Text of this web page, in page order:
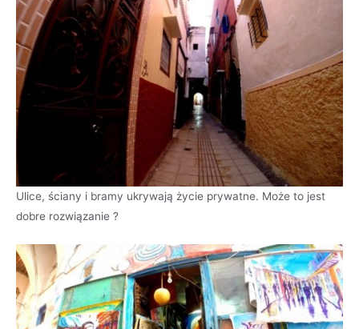
Ulice, ściany i bramy ukrywają życie prywatne. Może to jest
dobre rozwiązanie ?